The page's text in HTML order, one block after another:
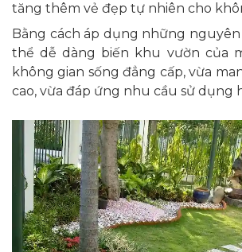
tăng thêm vẻ đẹp tự nhiên cho
Bằng cách áp dụng những
thể dễ dàng biến khu vườn của
không gian sống đẳng cấp, vừa
cao, vừa đáp ứng nhu cầu sử dụng